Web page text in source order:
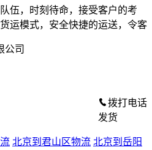
伍，时刻待命，接受客户的考
运模式，安全快捷的运送，令客
公司
拨打电话
发货
北京到君山区物流 北京到岳阳